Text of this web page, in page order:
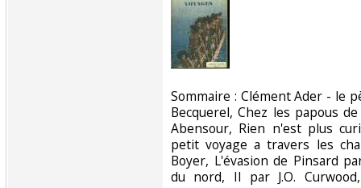
‎Sommaire : Clément Ader - le
Becquerel, Chez les papous
Abensour, Rien n'est plus
petit voyage a travers les
Boyer, L'évasion de Pinsard
du nord, II par J.O.